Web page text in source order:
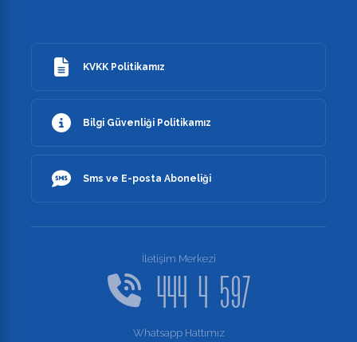
KVKK Politikamız
Bilgi Güvenliği Politikamız
Sms ve E-posta Aboneliği
İletişim Merkezi
444 4 597
Whatsapp Hattımız